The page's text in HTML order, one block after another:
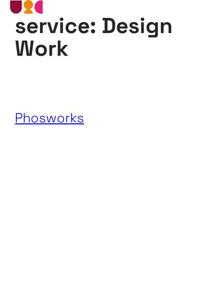
Skip
content
service: Design
Work
Phosworks